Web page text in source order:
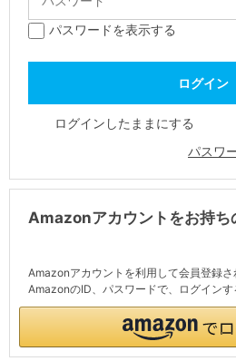
パスワードを表示する
ログインしたままにする
パスワ
Amazonアカウントをお持ち
Amazonアカウントを利用して会員登録さ
AmazonのID、パスワードで、ログインす